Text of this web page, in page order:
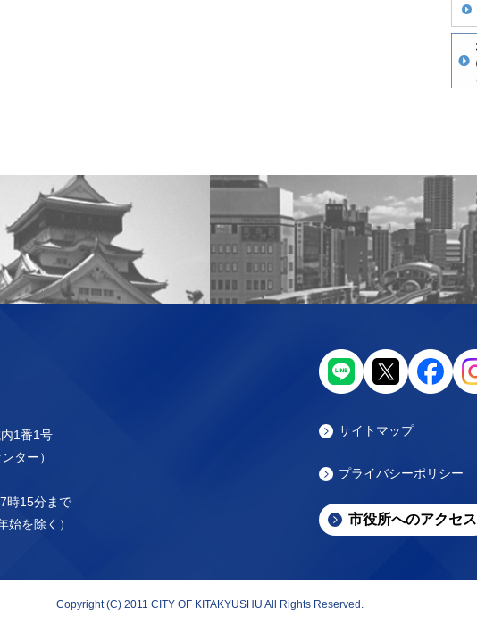
1番1号
ター）
時15分まで
始を除く）
サイトマップ
プライバシーポリシー
市役所へのアクセス
Copyright (C) 2011 CITY OF KITAKYUSHU All Rights Reserved.